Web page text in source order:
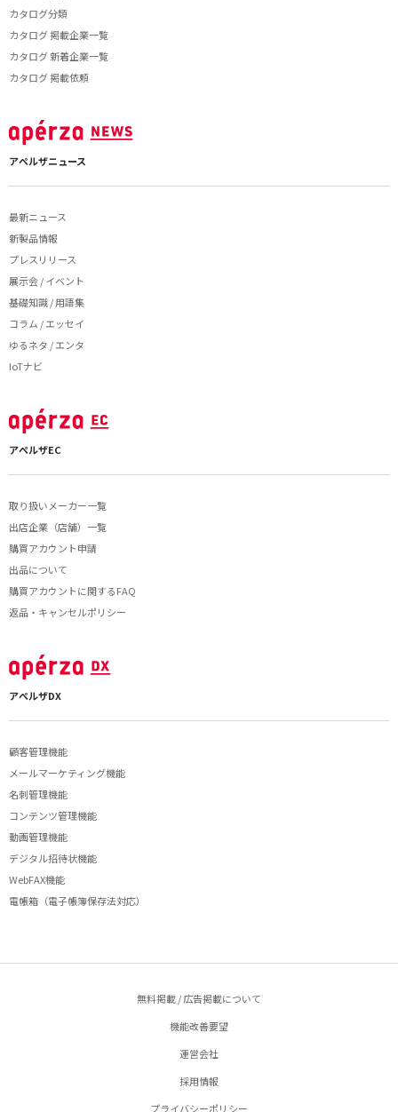
カタログ分類
カタログ 掲載企業一覧
カタログ 新着企業一覧
カタログ 掲載依頼
アペルザニュース
最新ニュース
新製品情報
プレスリリース
展示会 / イベント
基礎知識 / 用語集
コラム / エッセイ
ゆるネタ / エンタ
IoTナビ
アペルザEC
取り扱いメーカー一覧
出店企業（店舗）一覧
購買アカウント申請
出品について
購買アカウントに関するFAQ
返品・キャンセルポリシー
アペルザDX
顧客管理機能
メールマーケティング機能
名刺管理機能
コンテンツ管理機能
動画管理機能
デジタル招待状機能
WebFAX機能
電帳箱（電子帳簿保存法対応）
無料掲載 / 広告掲載について
機能改善要望
運営会社
採用情報
プライバシーポリシー